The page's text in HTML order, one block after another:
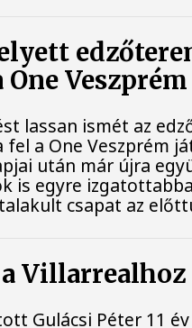
lassan ismét az
a One Veszprém
után már újra
is egyre
csapat az
a
Gulácsi Péter 11